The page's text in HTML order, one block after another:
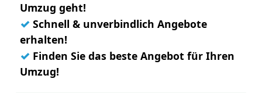
Umzug geht!
✓ Schnell & unverbindlich Angebote
erhalten!
✓ Finden Sie das beste Angebot für Ihren
Umzug!